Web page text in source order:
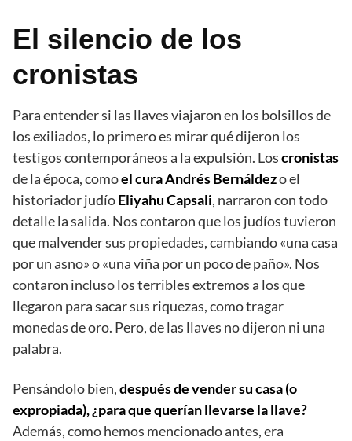
El silencio de los
cronistas
Para entender si las llaves viajaron en los bolsillos de
los exiliados, lo primero es mirar qué dijeron los
testigos contemporáneos a la expulsión. Loscronistas
de la época, comoel cura Andrés Bernáldezo el
historiador judíoEliyahu Capsali, narraron con todo
detalle la salida. Nos contaron que los judíos tuvieron
que malvender sus propiedades, cambiando «una casa
por un asno» o «una viña por un poco de paño». Nos
contaron incluso los terribles extremos a los que
llegaron para sacar sus riquezas, como tragar
monedas de oro. Pero, de las llaves no dijeron ni una
palabra.
Pensándolo bien,después de vender su casa (o
expropiada), ¿para que querían llevarse la llave?
Además, como hemos mencionado antes, era